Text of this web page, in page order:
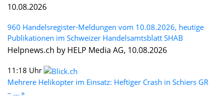
10.08.2026
960 Handelsregister-Meldungen vom 10.08.2026, heutige
Publikationen im Schweizer Handelsamtsblatt SHAB
Helpnews.ch by HELP Media AG, 10.08.2026
11:18 Uhr
Mehrere Helikopter im Einsatz: Heftiger Crash in Schiers GR
– ... »